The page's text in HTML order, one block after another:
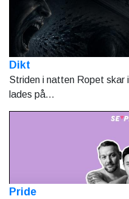
Dikt
Striden i natten Ropet skar
lades på...
Pride